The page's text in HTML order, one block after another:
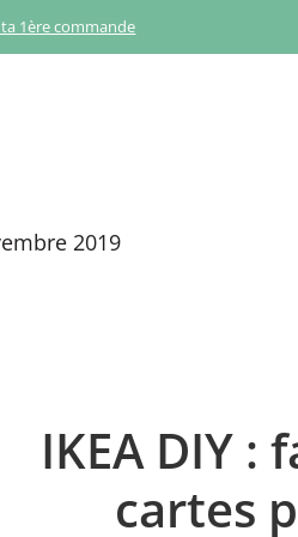
ta 1ère commande
2019
IKEA DIY
cartes